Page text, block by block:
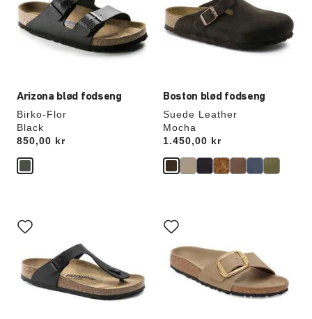
Arizona blød fodseng
Birko-Flor
Black
Price:
850,00 kr
opdatere
produktbilledet
Boston blød fodseng
Suede Leather
Mocha
Price:
1.450,00 kr
opdatere
produktbilledet
med
prøvefarver
opdatere
produktbilledet
med
prøvefarver
opdatere
produktbilledet